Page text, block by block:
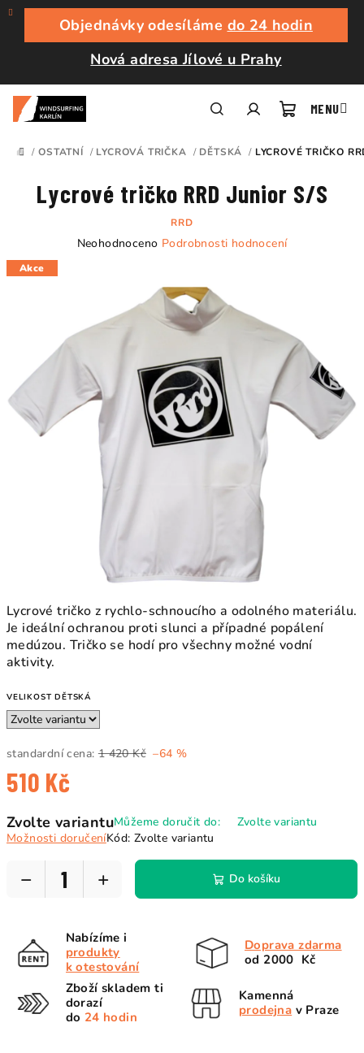
Přejít
obsah
Objednávky odesíláme do 24 hodin
Nová adresa Jílové u Prahy
košík
DOMŮ
/ OSTATNÍ / LYCROVÁ TRIČKA / DĚTSKÁ / LYCROVÉ TRIČKO
Lycrové tričko z rychlo-schnoucího a odolného materiálu.
Je ideální ochranou proti slunci a případné popálení
medúzou. Tričko se hodí pro všechny možné vodní
aktivity.
VELIKOST DĚTSKÁ
standardní cena: 1 420 Kč –64 %
510 Kč
cena:
Zvolte variantuMůžeme doručit do:
Zvolte variantu
Možnosti doručeníKód: Zvolte variantu
+
− Do košíku
Lycrové tričko RRD Junior S/S
RRD
Průměrné
Neohodnoceno Podrobnosti hodnocení
Akce
Nabízíme i
produkty
k otestování
Doprava zdarma
od 2000 Kč
Zboží skladem ti
dorazí
do 24 hodin
Kamenná
prodejna v Praze